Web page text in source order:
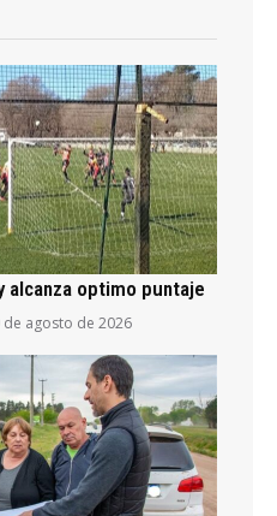
alcanza optimo puntaje
agosto de 2026